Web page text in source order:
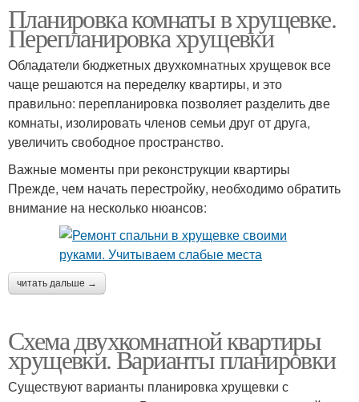
Планировка комнаты в хрущевке.
Перепланировка хрущевки
Обладатели бюджетных двухкомнатных хрущевок все
чаще решаются на переделку квартиры, и это
правильно: перепланировка позволяет разделить две
комнаты, изолировать членов семьи друг от друга,
увеличить свободное пространство.
Важные моменты при реконструкции квартиры
Прежде, чем начать перестройку, необходимо обратить
внимание на несколько нюансов:
читать дальше →
Схема двухкомнатной квартиры
хрущевки. Варианты планировки
Существуют варианты планировка хрущевки с